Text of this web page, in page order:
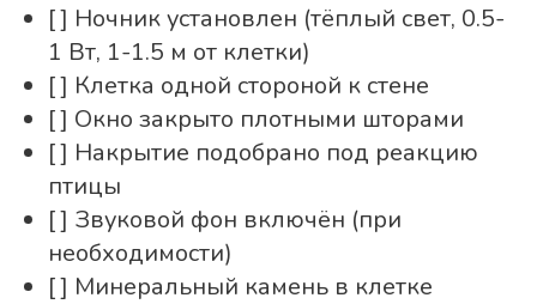
[ ] Ночник установлен (тёплый свет, 0.5-
1 Вт, 1-1.5 м от клетки)
[ ] Клетка одной стороной к стене
[ ] Окно закрыто плотными шторами
[ ] Накрытие подобрано под реакцию
птицы
[ ] Звуковой фон включён (при
необходимости)
[ ] Минеральный камень в клетке